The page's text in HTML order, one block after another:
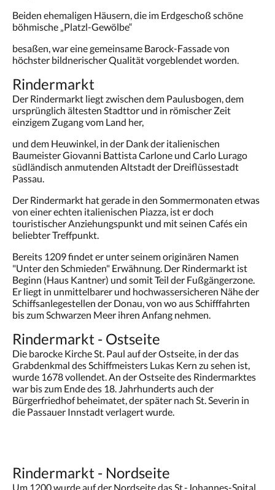
Beiden ehemaligen Häusern, die im Erdgeschoß schöne
böhmische „Platzl-Gewölbe“
besaßen, war eine gemeinsame Barock-Fassade von
höchster bildnerischer Qualität vorgeblendet worden.
Rindermarkt
Der Rindermarkt liegt zwischen dem Paulusbogen, dem
ursprünglich ältesten Stadttor und in römischer Zeit
einzigem Zugang vom Land her,
und dem Heuwinkel, in der Dank der italienischen
Baumeister Giovanni Battista Carlone und Carlo Lurago
südländisch anmutenden Altstadt der Dreiflüssestadt
Passau.
Der Rindermarkt hat gerade in den Sommermonaten etwas
von einer echten italienischen Piazza, ist er doch
touristischer Anziehungspunkt und mit seinen Cafés ein
beliebter Treffpunkt.
Bereits 1209 findet er unter seinem originären Namen
"Unter den Schmieden" Erwähnung. Der Rindermarkt ist
Beginn (Haus Kantner) und somit Teil der Fußgängerzone.
Er liegt in unmittelbarer und hochwassersicheren Nähe der
Schiffsanlegestellen der Donau, von wo aus Schifffahrten
bis zum Schwarzen Meer ihren Anfang nehmen.
Rindermarkt - Ostseite
Die barocke Kirche St. Paul auf der Ostseite, in der das
Grabdenkmal des Schiffmeisters Lukas Kern zu sehen ist,
wurde 1678 vollendet. An der Ostseite des Rindermarktes
war bis zum Ende des 18. Jahrhunderts auch der
Bürgerfriedhof beheimatet, der später nach St. Severin in
die Passauer Innstadt verlagert wurde.
Rindermarkt - Nordseite
Um 1200 wurde auf der Nordseite das St.-Johannes-Spital